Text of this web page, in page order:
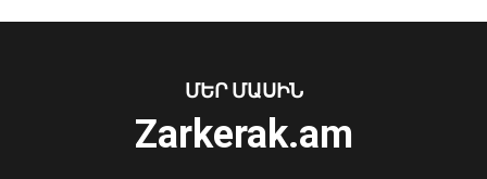
«Պարտվեցինք դաժան հիվանդության
ՄԵՐ ՄԱՍԻՆ
Zarkerak.am